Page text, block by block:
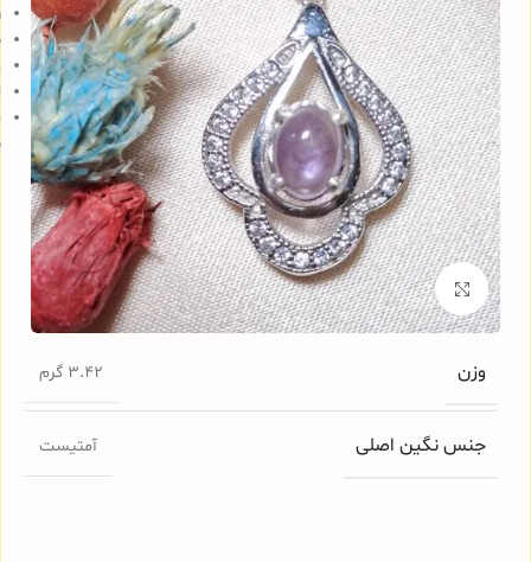
برای بزرگنمایی کلیک کنید
وزن 3.42 گرم
جنس نگین اصلی آمتیست